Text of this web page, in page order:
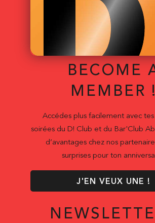
BECOME
MEMBER !
Accédes plus facilement avec tes
soirées du D! Club et du Bar'Club
d’avantages chez nos
surprises pour ton
J'EN VEUX UNE !